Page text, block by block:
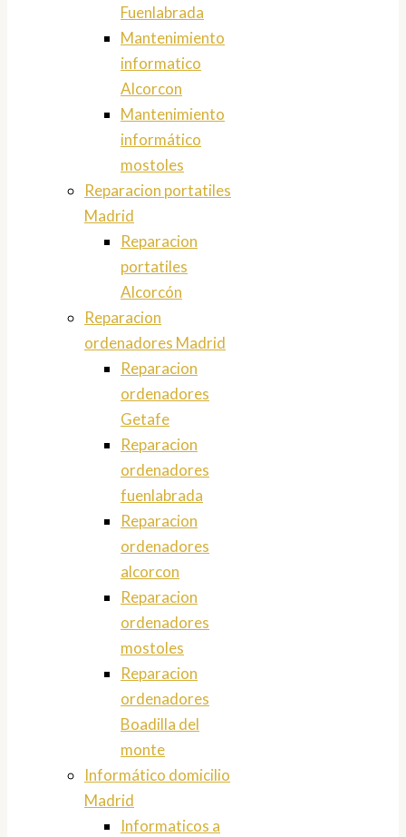
Fuenlabrada
Mantenimiento
informatico
Alcorcon
Mantenimiento
informático
mostoles
Reparacion portatiles
Madrid
Reparacion
portatiles
Alcorcón
Reparacion
ordenadores Madrid
Reparacion
ordenadores
Getafe
Reparacion
ordenadores
fuenlabrada
Reparacion
ordenadores
alcorcon
Reparacion
ordenadores
mostoles
Reparacion
ordenadores
Boadilla del
monte
Informático domicilio
Madrid
Informaticos a